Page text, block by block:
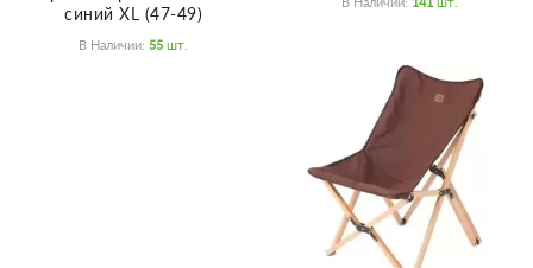
синий XL (47-49)
В Наличии: 55 Шт.